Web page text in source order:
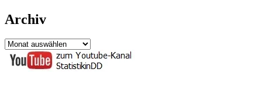
Archiv
Archiv